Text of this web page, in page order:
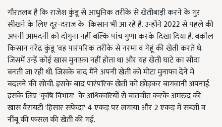
गौरतलब है कि राजेश कुंडू से आधुनिक तरीके से खेतीबाड़ी करने के गुर
सीखने के लिए दूर-दराज के किसान भी आ रहे है. उन्होंने 2022 से पहले की
अपनी आमदनी को दोगुना नहीं बल्कि पांच गुणा करके दिखा दिया है. बकौल
किसान नरेंद्र कुंडू 'वह पारंपरिक तरीके से नरमा व गेहूं की खेती करते थे.
जिसमें उन्हें कोई खास मुनाफ़ा नहीं होता था और यह खेती घाटे का सौदा
बनती जा रही थी. जिसके बाद मैंने अपनी खेती को मोटा मुनाफा देने में
बदलने की सोची. इसके बाद पारंपरिक खेती को छोड़कर बागवानी अपनाई.
इसके लिए 'कृषि विभाग' के अधिकारियों से बातचीत करके अमरुद की
खास वैरायटी 'हिसार सफेदा' 4 एकड़ पर लगाया और 2 एकड़ में सब्जी व
नींबू की फसल की खेती की गई.